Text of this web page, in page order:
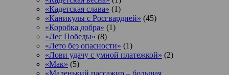
«Кадетская слава» (1)
«Каникулы с Росгвардией» (45)
«Коробка добра» (1)
«Лес Победы» (8)
«Лето без опасности» (1)
«Лови удачу с умной платежкой» (2)
«Мак» (5)
«Маленький пассажир – большая